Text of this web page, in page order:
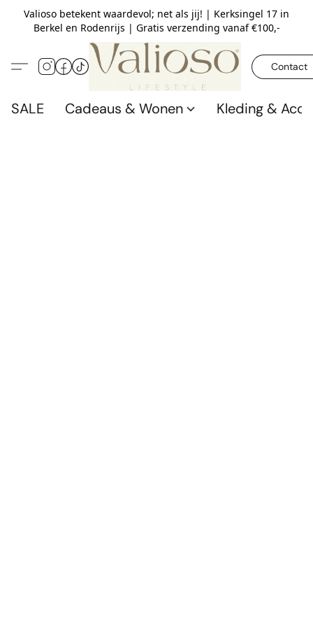
Valioso betekent waardevol; net als jij! | Kerksingel 17 in
Berkel en Rodenrijs | Gratis verzending vanaf €100,-
Contact
SALE Cadeaus & Wonen Kleding &